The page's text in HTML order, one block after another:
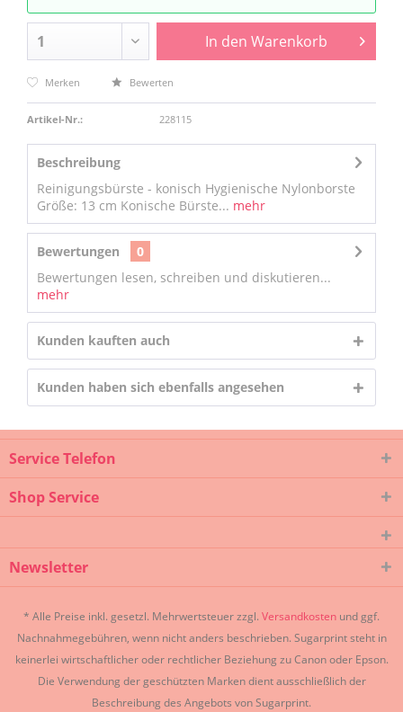
In den Warenkorb
Merken Bewerten
Artikel-Nr.: 228115
Beschreibung
Reinigungsbürste - konisch Hygienische Nylonborste
Größe: 13 cm Konische Bürste... mehr
Bewertungen
0
Bewertungen lesen, schreiben und diskutieren...
mehr
Kunden kauften auch
Kunden haben sich ebenfalls angesehen
Service Telefon
Shop Service
Newsletter
* Alle Preise inkl. gesetzl. Mehrwertsteuer zzgl. Versandkosten und ggf.
Nachnahmegebühren, wenn nicht anders beschrieben. Sugarprint steht in
keinerlei wirtschaftlicher oder rechtlicher Beziehung zu Canon oder Epson.
Die Verwendung der geschützten Marken dient ausschließlich der
Beschreibung des Angebots von Sugarprint.